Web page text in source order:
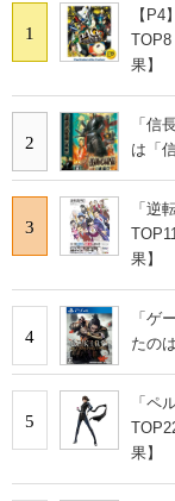
1
【
果】
2
「信
は「
3
「逆
果】
4
「ゲ
たの
5
「ペ
果】